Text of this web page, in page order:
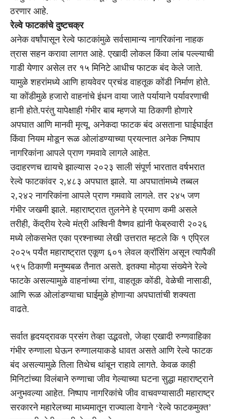
ठरणार आहे.
रेल्वे फाटकांचे दुष्टचक्र
अनेक वर्षांपासून रेल्वे फाटकांमुळे सर्वसामान्य नागरिकांना नाहक
त्रास सहन करावा लागत आहे. एखादी लोकल किंवा लांब पल्ल्याची
गाडी येणार असेल तर १५ मिनिटे आधीच फाटक बंद केले जाते.
यामुळे शहरांमध्ये आणि हायवेवर प्रचंड वाहतूक कोंडी निर्माण होते.
या कोंडीमुळे हजारो वाहनांचे इंधन वाया जाते पर्यायाने पर्यावरणाची
हानी होते.परंतु यापेक्षाही गंभीर बाब म्हणजे या ठिकाणी होणारे
अपघात आणि मानवी मृत्यू. अनेकदा फाटक बंद असताना घाईघाईत
किंवा नियम मोडून रूळ ओलांडण्याच्या प्रयत्नात अनेक निष्पाप
नागरिकांना आपले प्राण गमवावे लागले आहेत.
उदाहरणच द्यायचे झाल्यास २०२३ साली संपूर्ण भारतात वर्षभरात
रेल्वे फाटकांवर २,४८३ अपघात झाले. या अपघातांमध्ये तब्बल
२,२४२ नागरिकांना आपले प्राण गमवावे लागले. तर २४५ जण
गंभीर जखमी झाले. महाराष्ट्रात तुलनेने हे प्रमाण कमी असले
तरीही, केंद्रीय रेल्वे मंत्री अश्विनी वैष्णव ह्यांनी फेब्रुवारी २०२६
मध्ये लोकसभेत एका प्रश्नाच्या लेखी उत्तरात म्हटले कि १ एप्रिल
२०२५ पर्यंत महाराष्ट्रात एकूण ६०१ लेवल क्रॉसिंग असून त्यापैकी
५९५ ठिकाणी मनुष्यबळ तैनात असते. इतक्या मोठ्या संख्येने रेल्वे
फाटके असल्यामुळे वाहनांच्या रांगा, वाहतूक कोंडी, वेळेची नासाडी,
आणि रूळ ओलांडण्याचा घाईमुळे होणाऱ्या अपघातांची शक्यता
वाढते.
सर्वात हृदयद्रावक प्रसंग तेव्हा उद्भवतो, जेव्हा एखादी रुग्णवाहिका
गंभीर रुग्णाला घेऊन रुग्णालयाकडे धावत असते आणि रेल्वे फाटक
बंद असल्यामुळे तिला तिथेच थांबून राहावे लागते. केवळ काही
मिनिटांच्या विलंबाने रुग्णाचा जीव गेल्याच्या घटना सुद्धा महाराष्ट्राने
अनुभवल्या आहेत. निष्पाप नागरिकांचे जीव वाचवण्यासाठी महाराष्ट्र
सरकारने महारेलच्या माध्यमातून राज्याला वेगाने ‘रेल्वे फाटकमुक्त’